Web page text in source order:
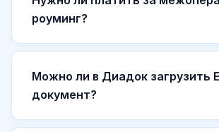
роуминг?
Можно ли в Диадок загрузить
документ?